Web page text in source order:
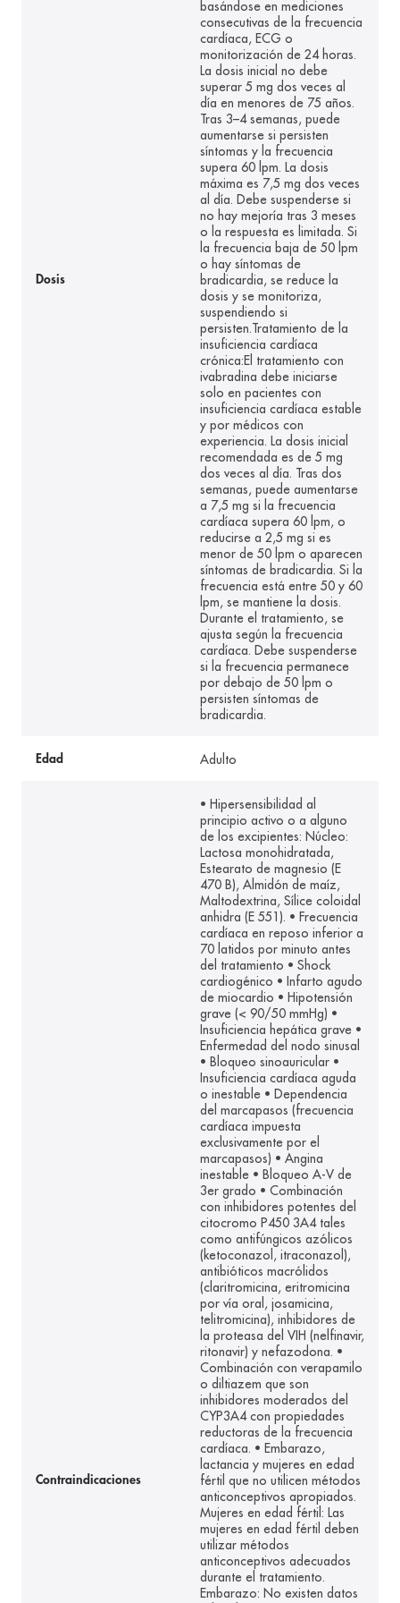
Dosis
basándose en mediciones
consecutivas de la frecuencia
cardíaca, ECG o
monitorización de 24 horas.
La dosis inicial no debe
superar 5 mg dos veces al
día en menores de 75 años.
Tras 3–4 semanas, puede
aumentarse si persisten
síntomas y la frecuencia
supera 60 lpm. La dosis
máxima es 7,5 mg dos veces
al día. Debe suspenderse si
no hay mejoría tras 3 meses
o la respuesta es limitada. Si
la frecuencia baja de 50 lpm
o hay síntomas de
bradicardia, se reduce la
dosis y se monitoriza,
suspendiendo si
persisten.Tratamiento de la
insuficiencia cardíaca
crónica:El tratamiento con
ivabradina debe iniciarse
solo en pacientes con
insuficiencia cardíaca estable
y por médicos con
experiencia. La dosis inicial
recomendada es de 5 mg
dos veces al día. Tras dos
semanas, puede aumentarse
a 7,5 mg si la frecuencia
cardíaca supera 60 lpm, o
reducirse a 2,5 mg si es
menor de 50 lpm o aparecen
síntomas de bradicardia. Si la
frecuencia está entre 50 y 60
lpm, se mantiene la dosis.
Durante el tratamiento, se
ajusta según la frecuencia
cardíaca. Debe suspenderse
si la frecuencia permanece
por debajo de 50 lpm o
persisten síntomas de
bradicardia.
Edad Adulto
Contraindicaciones
• Hipersensibilidad al
principio activo o a alguno
de los excipientes: Núcleo:
Lactosa monohidratada,
Estearato de magnesio (E
470 B), Almidón de maíz,
Maltodextrina, Sílice coloidal
anhidra (E 551). • Frecuencia
cardíaca en reposo inferior a
70 latidos por minuto antes
del tratamiento • Shock
cardiogénico • Infarto agudo
de miocardio • Hipotensión
grave (< 90/50 mmHg) •
Insuficiencia hepática grave •
Enfermedad del nodo sinusal
• Bloqueo sinoauricular •
Insuficiencia cardíaca aguda
o inestable • Dependencia
del marcapasos (frecuencia
cardíaca impuesta
exclusivamente por el
marcapasos) • Angina
inestable • Bloqueo A-V de
3er grado • Combinación
con inhibidores potentes del
citocromo P450 3A4 tales
como antifúngicos azólicos
(ketoconazol, itraconazol),
antibióticos macrólidos
(claritromicina, eritromicina
por vía oral, josamicina,
telitromicina), inhibidores de
la proteasa del VIH (nelfinavir,
ritonavir) y nefazodona. •
Combinación con verapamilo
o diltiazem que son
inhibidores moderados del
CYP3A4 con propiedades
reductoras de la frecuencia
cardíaca. • Embarazo,
lactancia y mujeres en edad
fértil que no utilicen métodos
anticonceptivos apropiados.
Mujeres en edad fértil: Las
mujeres en edad fértil deben
utilizar métodos
anticonceptivos adecuados
durante el tratamiento.
Embarazo: No existen datos